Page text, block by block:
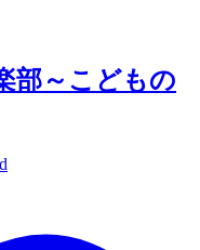
部～こどもの